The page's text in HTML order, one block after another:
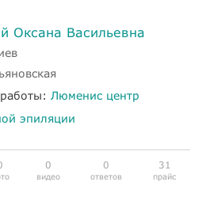
Оксана Васильевна
Люменис центр
эпиляции
0
видео
0
ответов
31
прайс